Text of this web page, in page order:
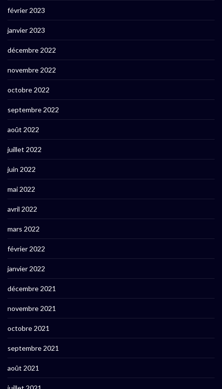
février 2023
janvier 2023
décembre 2022
novembre 2022
octobre 2022
septembre 2022
août 2022
juillet 2022
juin 2022
mai 2022
avril 2022
mars 2022
février 2022
janvier 2022
décembre 2021
novembre 2021
octobre 2021
septembre 2021
août 2021